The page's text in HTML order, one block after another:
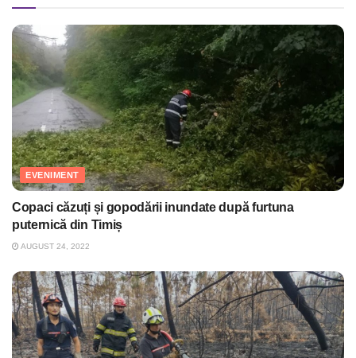
EVENIMENT
Copaci căzuți și gopodării inundate după furtuna
puternică din Timiș
AUGUST 24, 2022